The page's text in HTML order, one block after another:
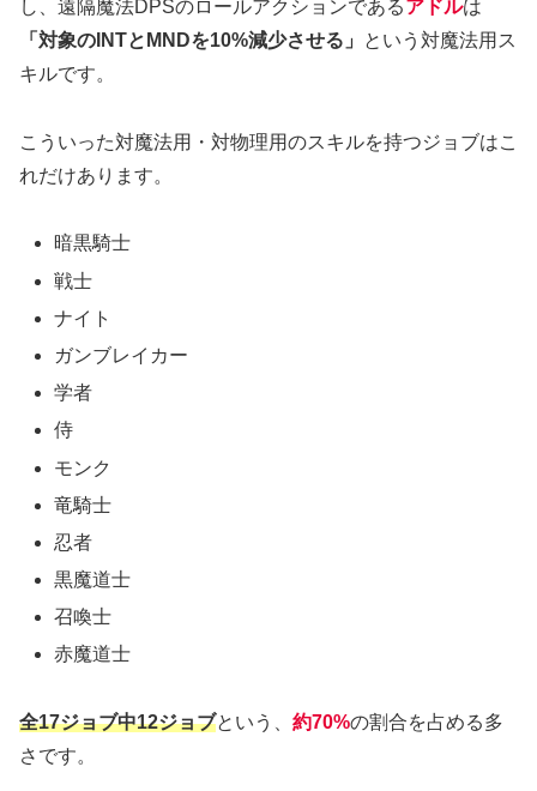
し、遠隔魔法DPSのロールアクションであるアドルは
「対象のINTとMNDを10%減少させる」
という対魔法用ス
キルです。
こういった対魔法用・対物理用のスキルを持つジョブはこ
れだけあります。
暗黒騎士
戦士
ナイト
ガンブレイカー
学者
侍
モンク
竜騎士
忍者
黒魔道士
召喚士
赤魔道士
全17ジョブ中12ジョブという、 約70%の割合を占める多
さです。